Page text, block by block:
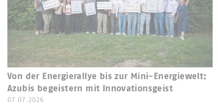
Von der Energierallye bis zur Mini-Energiewelt:
Azubis begeistern mit Innovationsgeist
07.07.2026